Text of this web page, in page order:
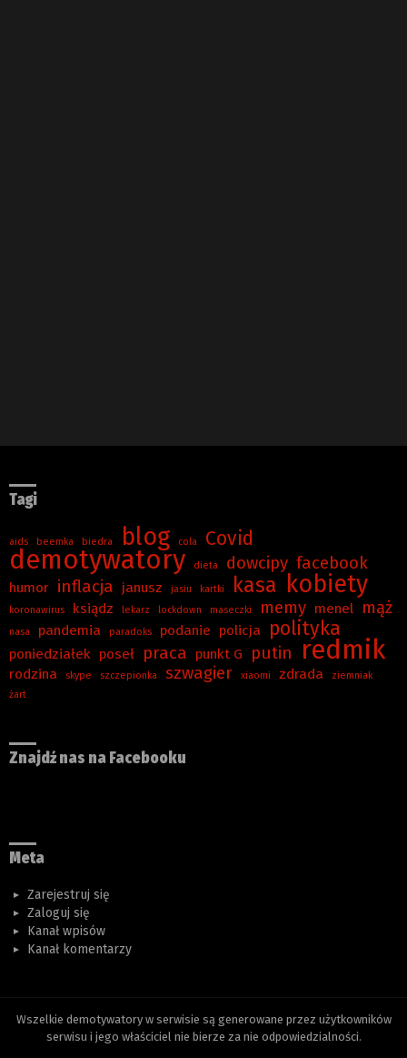
Tagi
aids beemka biedra blog cola Covid
demotywatory dieta dowcipy facebook
humor inflacja janusz jasiu kartki kasa kobiety
koronawirus ksiądz lekarz lockdown maseczki memy menel mąż
nasa pandemia paradoks podanie policja polityka
poniedziałek poseł praca punkt G putin redmik
rodzina skype szczepionka szwagier xiaomi zdrada
ziemniak
żart
Znajdź nas na Facebooku
Meta
Zarejestruj się
Zaloguj się
Kanał wpisów
Kanał komentarzy
Wszelkie demotywatory w serwisie są generowane przez użytkowników
serwisu i jego właściciel nie bierze za nie odpowiedzialności.